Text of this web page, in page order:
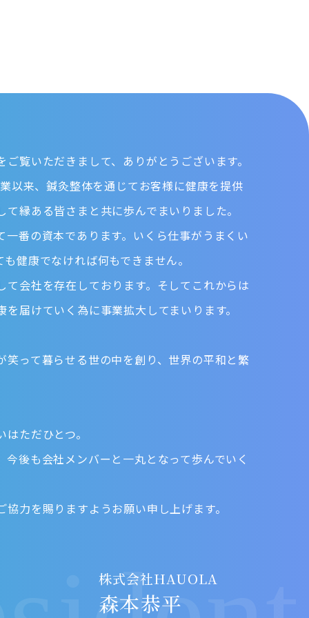
覧いただきまして、ありがとうございます。
以来、鍼灸整体を通じてお客様に健康を提供
て縁ある皆さまと共に歩んでまいりました。
一番の資本であります。いくら仕事がうまくい
健康でなければ何もできません。
て会社を存在しております。そしてこれからは
を届けていく為に事業拡大してまいります。
笑って暮らせる世の中を創り、世界の平和と繁
ただひとつ。
今後も会社メンバーと一丸となって歩んでいく
協力を賜りますようお願い申し上げます。
株式会社HAUOLA
森本恭平